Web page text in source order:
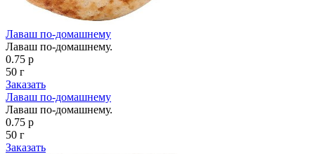
Лаваш по-домашнему
Лаваш по-домашнему.
0.75 р
50 г
Заказать
Лаваш по-домашнему
Лаваш по-домашнему.
0.75 р
50 г
Заказать